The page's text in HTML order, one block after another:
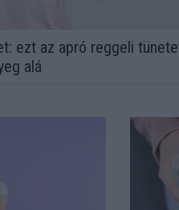
ezt az apró reggeli
alá